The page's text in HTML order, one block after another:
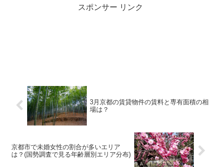
スポンサー リンク
3月京都の賃貸物件の賃料と専有面積の相
場は？
京都市で未婚女性の割合が多いエリア
は？(国勢調査で見る年齢層別エリア分布)